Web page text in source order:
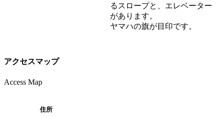
るスロープと、エレベーター
があります。
ヤマハの旗が目印です。
アクセスマップ
Access Map
住所